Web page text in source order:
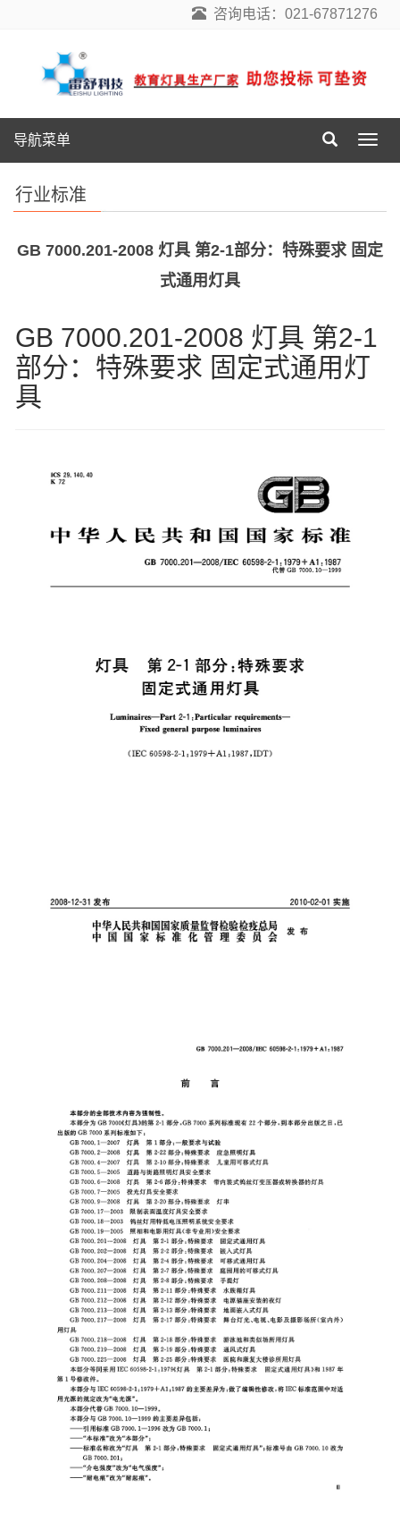
咨询电话：021-67871276
导
航
导航菜单
行业标准
GB 7000.201-2008 灯具 第2-1部分：特殊要求 固定
式通用灯具
GB 7000.201-2008 灯具 第2-1
部分：特殊要求 固定式通用灯
具